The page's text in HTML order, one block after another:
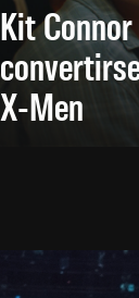
Kit
X-Men